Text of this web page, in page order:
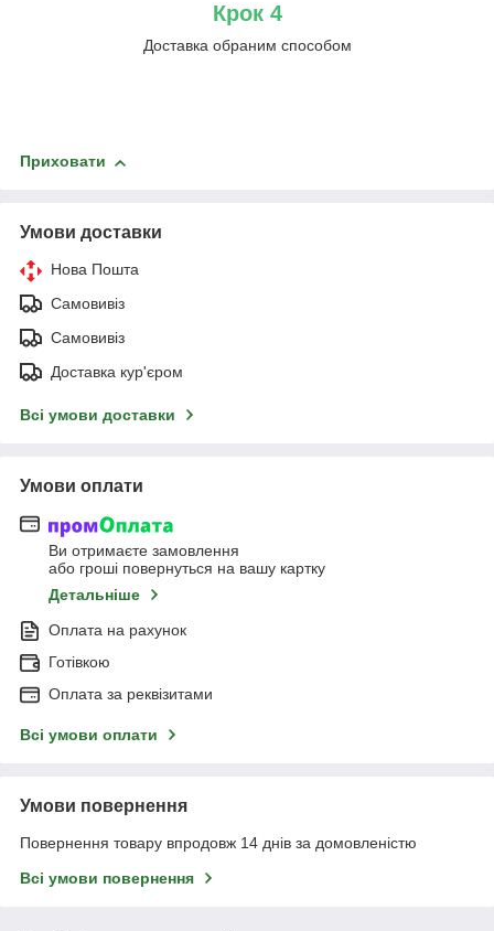
Крок 4
Доставка обраним способом
Приховати
Умови доставки
Нова Пошта
Самовивіз
Самовивіз
Доставка кур'єром
Всі умови доставки
Умови оплати
Ви отримаєте замовлення
або гроші повернуться на вашу картку
Детальніше
Оплата на рахунок
Готівкою
Оплата за реквізитами
Всі умови оплати
Умови повернення
Повернення товару впродовж 14 днів за домовленістю
Всі умови повернення